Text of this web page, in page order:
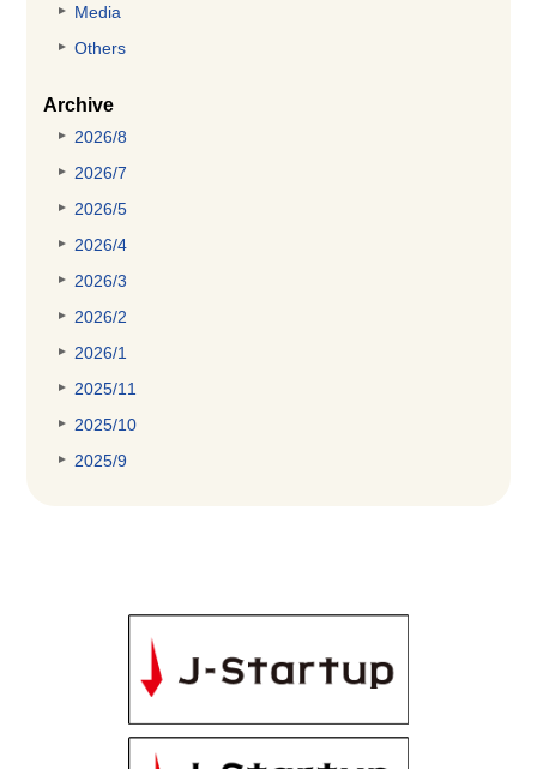
Media
Others
Archive
2026/8
2026/7
2026/5
2026/4
2026/3
2026/2
2026/1
2025/11
2025/10
2025/9